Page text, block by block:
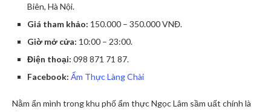
Biên, Hà Nội.
Giá tham khảo: 150.000 – 350.000 VNĐ.
Giờ mở cửa: 10:00 – 23:00.
Điện thoại: 098 871 71 87.
Facebook: Ẩm Thực Làng Chài
Nằm ẩn mình trong khu phố ẩm thực Ngọc Lâm sầm uất chính là